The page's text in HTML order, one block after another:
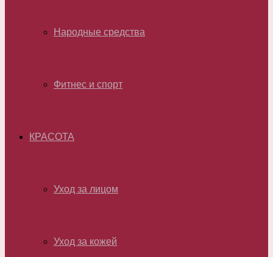
Народные средства
Фитнес и спорт
КРАСОТА
Уход за лицом
Уход за кожей